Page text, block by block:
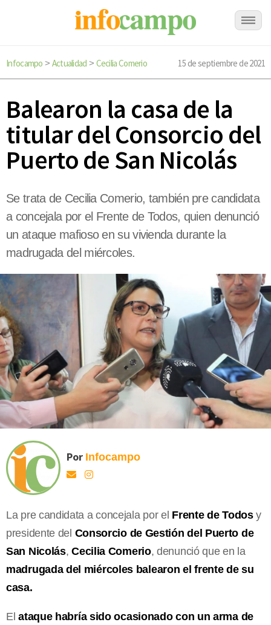
Infocampo > Actualidad > Cecilia Comerio 15 de septiembre de 2021
Balearon la casa de la
titular del Consorcio del
Puerto de San Nicolás
Se trata de Cecilia Comerio, también pre candidata
a concejala por el Frente de Todos, quien denunció
un ataque mafioso en su vivienda durante la
madrugada del miércoles.
Por Infocampo
La pre candidata a concejala por el Frente de Todosy
presidente del Consorcio de Gestión del Puerto de
San Nicolás,Cecilia Comerio, denunció que en la
madrugada del miércoles balearon el frente de su
casa.
Elataque habría sido ocasionado con un arma de